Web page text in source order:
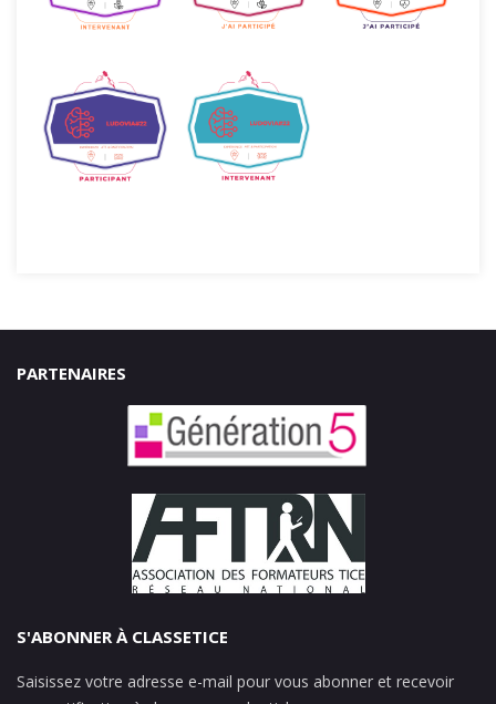
PARTENAIRES
S'ABONNER À CLASSETICE
Saisissez votre adresse e-mail pour vous abonner et recevoir